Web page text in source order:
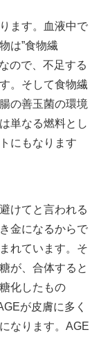
ます。血液中で
は”食物繊
ので、不足する
。そして食物繊
の善玉菌の環境
単なる燃料とし
にもなります
けてと言われる
金になるからで
れています。そ
が、合体すると
化したもの
が皮膚に多く
なります。AGE